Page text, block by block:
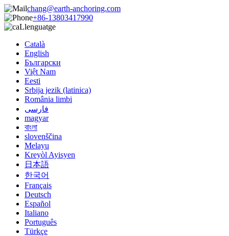
chang@earth-anchoring.com
+86-13803417990
Llenguatge
Català
English
Български
Việt Nam
Eesti
Srbija jezik (latinica)
România limbi
فارسی
magyar
বাংলা
slovenščina
Melayu
Kreyòl Ayisyen
日本語
한국어
Français
Deutsch
Español
Italiano
Português
Türkçe